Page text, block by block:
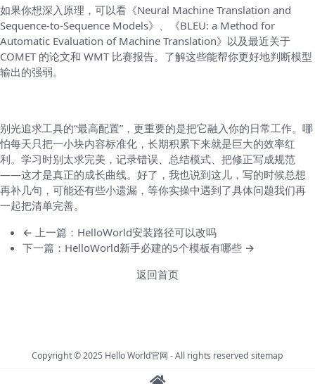
如果你想深入原理，可以看《Neural Machine Translation and
Sequence-to-Sequence Models》、《BLEU: a Method for
Automatic Evaluation of Machine Translation》以及最近关于
COMET 的论文和 WMT 比赛报告。了解这些能帮你更好地判断模型
输出的强弱。
别光追求工具的“最高配置”，更重要的是把它融入你的日常工作。哪
怕每天只把一小块内容标准化，长期积累下来就是巨大的效率红
利。学习时别太求完美，记录错误、总结模式、把修正写成规范
——这才是真正的成长曲线。好了，我也说到这儿，写的时候总想
再补几句，可能还有些小遗漏，等你实操中遇到了具体问题我们再
一起把清单完善。
← 上一篇：HelloWorld安装路径可以改吗
下一篇：HelloWorld新手必建的5个模板有哪些 →
返回首页
Copyright © 2025 Hello World官网 - All rights reserved sitemap